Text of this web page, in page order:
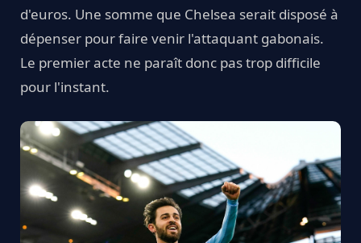
d'euros. Une somme que Chelsea serait disposé à
dépenser pour faire venir l'attaquant gabonais.
Le premier acte ne paraît donc pas trop difficile
pour l'instant.